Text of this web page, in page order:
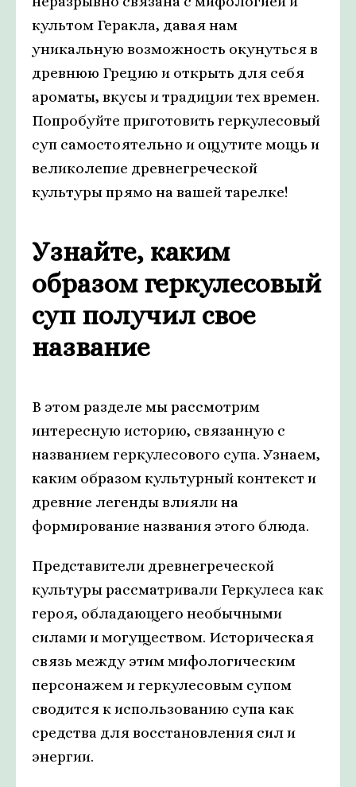
культом Геракла, давая нам
уникальную возможность окунуться в
древнюю Грецию и открыть для себя
ароматы, вкусы и традиции тех времен.
Попробуйте приготовить геркулесовый
суп самостоятельно и ощутите мощь и
великолепие древнегреческой
культуры прямо на вашей тарелке!
Узнайте, каким
образом геркулесовый
суп получил свое
название
В этом разделе мы рассмотрим
интересную историю, связанную с
названием геркулесового супа. Узнаем,
каким образом культурный контекст и
древние легенды влияли на
формирование названия этого блюда.
Представители древнегреческой
культуры рассматривали Геркулеса как
героя, обладающего необычными
силами и могуществом. Историческая
связь между этим мифологическим
персонажем и геркулесовым супом
сводится к использованию супа как
средства для восстановления сил и
энергии.